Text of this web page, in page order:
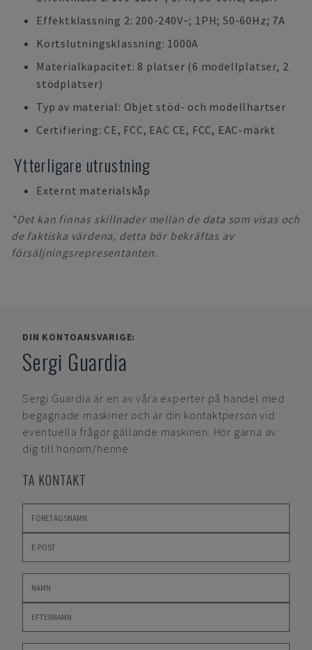
Effektklassning 2: 200-240V~; 1PH; 50-60Hz; 7A
Kortslutningsklassning: 1000A
Materialkapacitet: 8 platser (6 modellplatser, 2
stödplatser)
Typ av material: Objet stöd- och modellhartser
Certifiering: CE, FCC, EAC CE, FCC, EAC-märkt
Ytterligare utrustning
Externt materialskåp
*Det kan finnas skillnader mellan de data som visas och
de faktiska värdena, detta bör bekräftas av
försäljningsrepresentanten.
DIN KONTOANSVARIGE:
Sergi Guardia
Sergi Guardia är en av våra experter på handel med
begagnade maskiner och är din kontaktperson vid
eventuella frågor gällande maskinen. Hör gärna av
dig till honom/henne.
TA KONTAKT